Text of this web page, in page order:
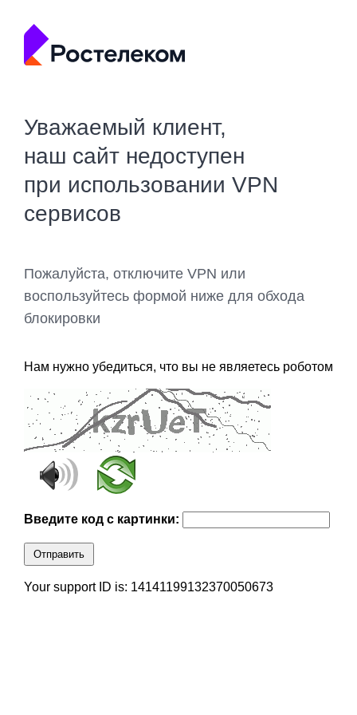
Уважаемый клиент,
наш сайт недоступен
при использовании VPN
сервисов
Пожалуйста, отключите VPN или
воспользуйтесь формой ниже для обхода
блокировки
Нам нужно убедиться, что вы не являетесь роботом
Введите код с картинки:
Отправить
Your support ID is: 14141199132370050673